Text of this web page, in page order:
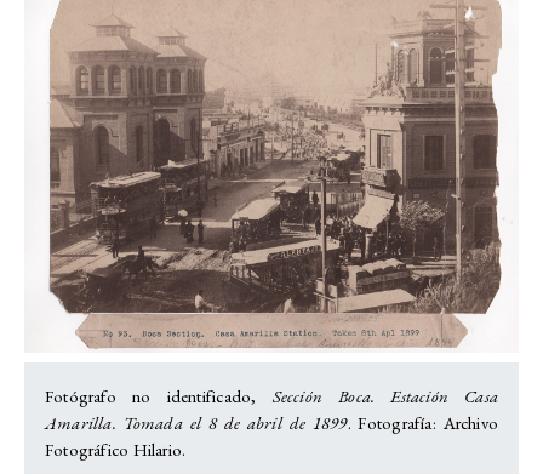
Fotógrafo no identificado, Sección Boca. Estación Casa
Amarilla. Tomada el 8 de abril de 1899. Fotografía: Archivo
Fotográfico Hilario.